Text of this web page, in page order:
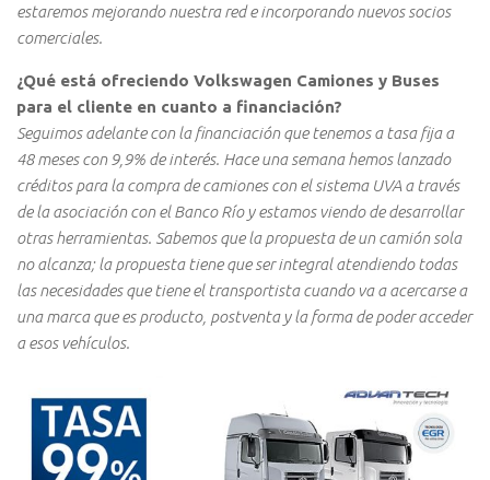
estaremos mejorando nuestra red e incorporando nuevos socios
comerciales.
¿Qué está ofreciendo Volkswagen Camiones y Buses
para el cliente en cuanto a financiación?
Seguimos adelante con la financiación que tenemos a tasa fija a
48 meses con 9,9% de interés. Hace una semana hemos lanzado
créditos para la compra de camiones con el sistema UVA a través
de la asociación con el Banco Río y estamos viendo de desarrollar
otras herramientas. Sabemos que la propuesta de un camión sola
no alcanza; la propuesta tiene que ser integral atendiendo todas
las necesidades que tiene el transportista cuando va a acercarse a
una marca que es producto, postventa y la forma de poder acceder
a esos vehículos.